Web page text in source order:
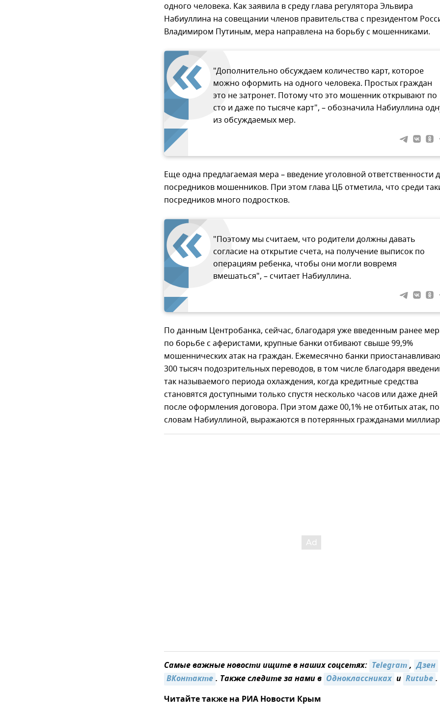
одного человека. Как заявила в среду глава регулятора Эльвира
Набиуллина на совещании членов правительства с президентом
Владимиром Путиным, мера направлена на борьбу с мошенниками.
"Дополнительно обсуждаем количество карт, которое
можно оформить на одного человека. Простых граждан
это не затронет. Потому что это мошенник открывают по
сто и даже по тысяче карт", – обозначила Набиуллина
из обсуждаемых мер.
Еще одна предлагаемая мера – введение уголовной ответственности
посредников мошенников. При этом глава ЦБ отметила, что среди
посредников много подростков.
"Поэтому мы считаем, что родители должны давать
согласие на открытие счета, на получение выписок по
операциям ребенка, чтобы они могли вовремя
вмешаться", – считает Набиуллина.
По данным Центробанка, сейчас, благодаря уже введенным ранее
по борьбе с аферистами, крупные банки отбивают свыше 99,9%
мошеннических атак на граждан. Ежемесячно банки
300 тысяч подозрительных переводов, в том числе благодаря
так называемого периода охлаждения, когда кредитные средства
становятся доступными только спустя несколько часов или даже дней
после оформления договора. При этом даже 00,1% не отбитых атак, по
словам Набиуллиной, выражаются в потерянных гражданами
Самые важные новости ищите в наших соцсетях: Telegram, Дзен
ВКонтакте. Также следите за нами в Одноклассниках и Rutube.
Читайте также на РИА Новости Крым